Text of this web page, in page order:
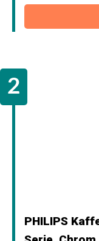
PHILIPS